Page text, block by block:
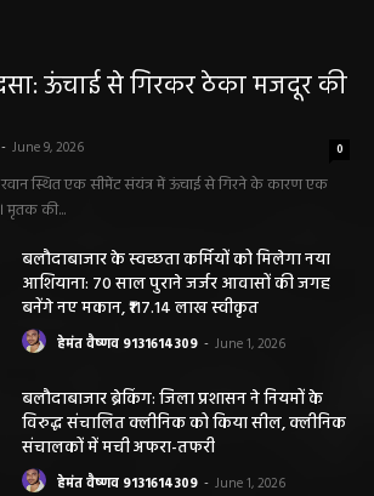
ऊंचाई से गिरकर ठेका मजदूर की
- June 9, 2026 0
रवान स्थित एक सीमेंट संयंत्र में ऊंचाई से गिरने के कारण एक
मृतक की...
बलौदाबाजार के स्वच्छता कर्मियों को मिलेगा नया
आशियाना: 70 साल पुराने जर्जर आवासों की जगह
बनेंगे नए मकान, ₹117.14 लाख स्वीकृत
हेमंत वैष्णव 9131614309 - June 1, 2026
बलौदाबाजार ब्रेकिंग: जिला प्रशासन ने नियमों के
विरुद्ध संचालित क्लीनिक को किया सील, क्लीनिक
संचालकों में मची अफरा-तफरी
हेमंत वैष्णव 9131614309 - June 1, 2026